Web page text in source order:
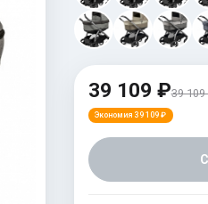
39 109 ₽39 109
Экономия 39 109 ₽